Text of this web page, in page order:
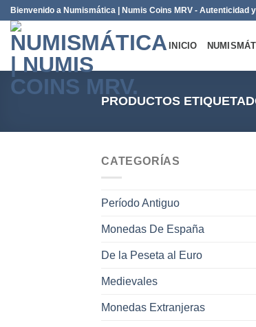
Saltar
contenido
Bienvenido a Numismática | Numis Coins MRV - Autenticidad
INICIO
PRODUCTOS
CATEGORÍAS
Período Antiguo
Monedas De España
De la Peseta al Euro
Medievales
Monedas Extranjeras